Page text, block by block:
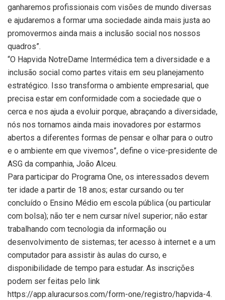
ganharemos profissionais com visões de mundo diversas
e ajudaremos a formar uma sociedade ainda mais justa ao
promovermos ainda mais a inclusão social nos nossos
quadros”.
“O Hapvida NotreDame Intermédica tem a diversidade e a
inclusão social como partes vitais em seu planejamento
estratégico. Isso transforma o ambiente empresarial, que
precisa estar em conformidade com a sociedade que o
cerca e nos ajuda a evoluir porque, abraçando a diversidade,
nós nos tornamos ainda mais inovadores por estarmos
abertos a diferentes formas de pensar e olhar para o outro
e o ambiente em que vivemos”, define o vice-presidente de
ASG da companhia, João Alceu.
Para participar do Programa One, os interessados devem
ter idade a partir de 18 anos; estar cursando ou ter
concluído o Ensino Médio em escola pública (ou particular
com bolsa); não ter e nem cursar nível superior; não estar
trabalhando com tecnologia da informação ou
desenvolvimento de sistemas; ter acesso à internet e a um
computador para assistir às aulas do curso, e
disponibilidade de tempo para estudar. As inscrições
podem ser feitas pelo link
https://app.aluracursos.com/form-one/registro/hapvida-4.